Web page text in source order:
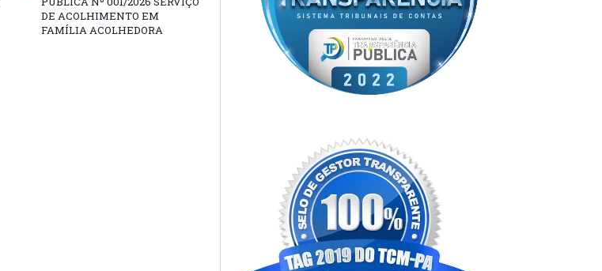
DE ACOLHIMENTO EM
FAMÍLIA ACOLHEDORA